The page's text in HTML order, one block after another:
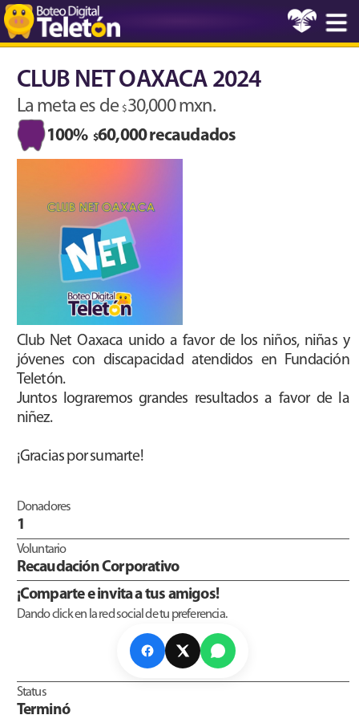
CLUB NET OAXACA 2024
La meta es de $30,000 mxn.
100% $60,000 recaudados
Club Net Oaxaca unido a favor de los niños, niñas y
jóvenes con discapacidad atendidos en Fundación
Teletón.
Juntos lograremos grandes resultados a favor de la
niñez.
¡Gracias por sumarte!
Donadores
1
Voluntario
Recaudación Corporativo
¡Comparte e invita a tus amigos!
Dando click en la red social de tu preferencia.
Status
Terminó